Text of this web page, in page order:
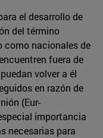
el desarrollo de
del término
como nacionales de
fuera de
volver a él
en razón de
(Eur-
importancia
necesarias para